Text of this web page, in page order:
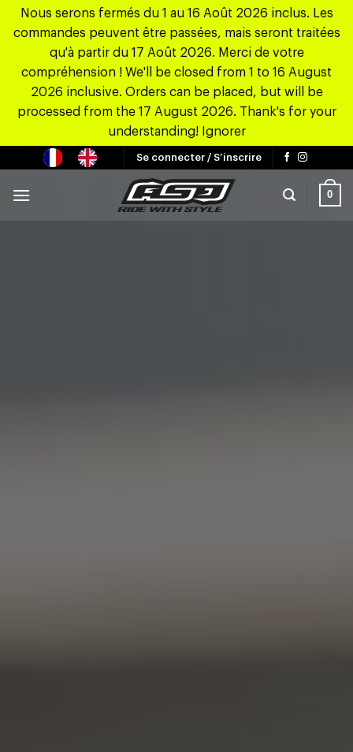
Nous serons fermés du 1 au 16 Août 2026 inclus. Les
commandes peuvent être passées, mais seront traitées
qu'à partir du 17 Août 2026. Merci de votre
compréhension ! We'll be closed from 1 to 16 August
2026 inclusive. Orders can be placed, but will be
processed from the 17 August 2026. Thank's for your
understanding! Ignorer
contenu
Se connecter / S’inscrire
0